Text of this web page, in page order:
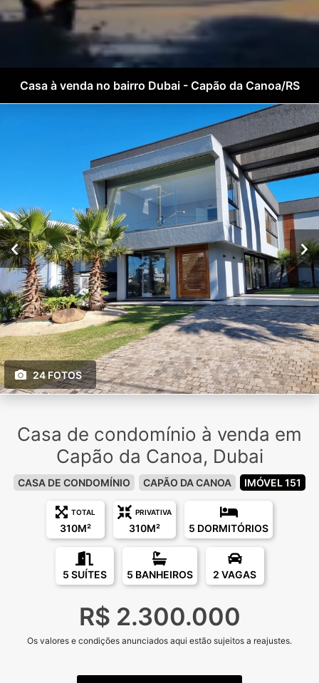
Casa à venda no bairro Dubai - Capão da Canoa/RS
24 FOTOS
Casa de condomínio à venda em
Capão da Canoa, Dubai
CASA DE CONDOMÍNIO CAPÃO DA CANOA IMÓVEL 151
TOTAL
310M²
PRIVATIVA
310M² 5 DORMITÓRIOS
5 SUÍTES 5 BANHEIROS 2 VAGAS
R$ 2.300.000
Os valores e condições anunciados aqui estão sujeitos a reajustes.